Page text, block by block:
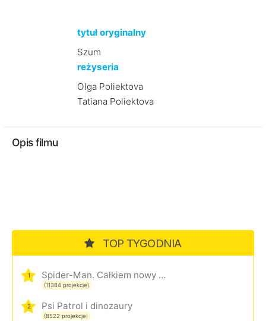
tytuł oryginalny
Szum
reżyseria
Olga Poliektova
Tatiana Poliektova
Opis filmu
TOP TYGODNIA
1 Spider-Man. Całkiem nowy dzień
(11384 projekcje)
2 Psi Patrol i dinozaury
(8522 projekcje)